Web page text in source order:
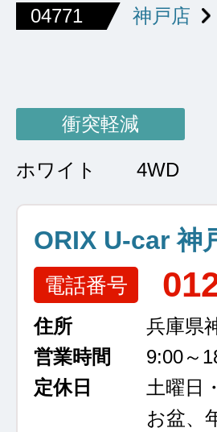
04771 神戸店
衝突軽減
ホワイト 4WD
ORIX U-car 神
電話番号
住所
兵庫県
営業時間
9:00～
定休日
土曜日
お盆、